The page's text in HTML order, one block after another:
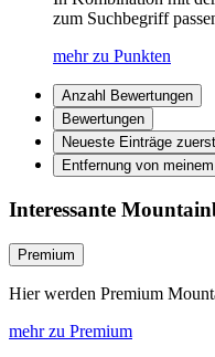
zum Suchbegriff
mehr zu Punkten
Anzahl Bewertungen
Bewertungen
Neueste Einträge zuerst
Entfernung von
Interessante
Premium
Hier werden Premium
mehr zu Premium